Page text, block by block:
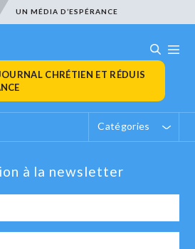
UN MÉDIA D’ESPÉRANCE
CHRÉTIEN ET RÉDUIS
Catégories
à la newsletter